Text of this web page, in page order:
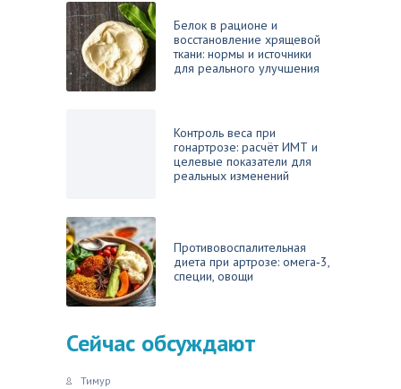
Белок в рационе и
восстановление хрящевой
ткани: нормы и источники
для реального улучшения
Контроль веса при
гонартрозе: расчёт ИМТ и
целевые показатели для
реальных изменений
Противовоспалительная
диета при артрозе: омега‑3,
специи, овощи
Сейчас обсуждают
Тимур